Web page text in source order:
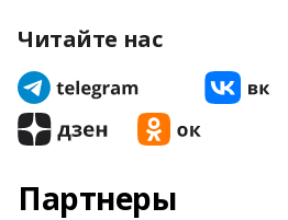
Читайте нас
Партнеры